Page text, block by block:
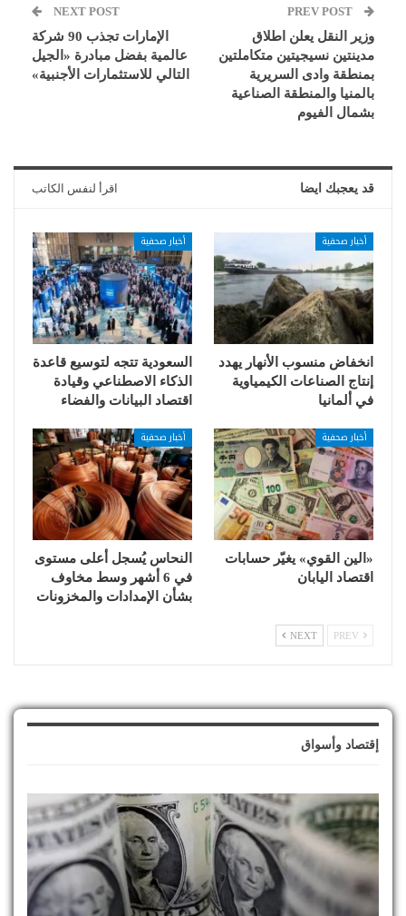
وزير النقل يعلن اطلاق
مدينتين نسيجيتين متكاملتين
بمنطقة وادى السريرية
بالمنيا والمنطقة الصناعية
بشمال الفيوم
NEXT POST
الإمارات تجذب 90 شركة
عالمية بفضل مبادرة «الجيل
التالي للاستثمارات الأجنبية»
قد يعجبك ايضا اقرأ لنفس الكاتب
أخبار صحفية
انخفاض منسوب الأنهار يهدد
إنتاج الصناعات الكيمياوية
في ألمانيا
أخبار صحفية
السعودية تتجه لتوسيع قاعدة
الذكاء الاصطناعي وقيادة
اقتصاد البيانات والفضاء
أخبار صحفية
«الين القوي» يغيّر حسابات
اقتصاد اليابان
أخبار صحفية
النحاس يُسجل أعلى مستوى
في 6 أشهر وسط مخاوف
بشأن الإمدادات والمخزونات
NEXT
إقتصاد وأسواق